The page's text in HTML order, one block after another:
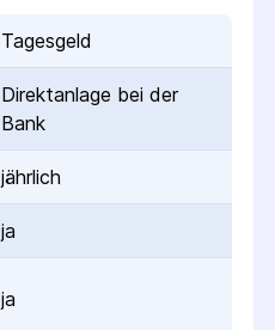
Tagesgeld
Direktanlage bei der
Bank
jährlich
ja
ja